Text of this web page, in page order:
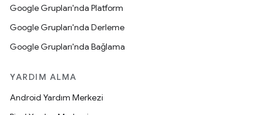
Google Grupları'nda Platform
Google Grupları'nda Derleme
Google Grupları'nda Bağlama
YARDIM ALMA
Android Yardım Merkezi